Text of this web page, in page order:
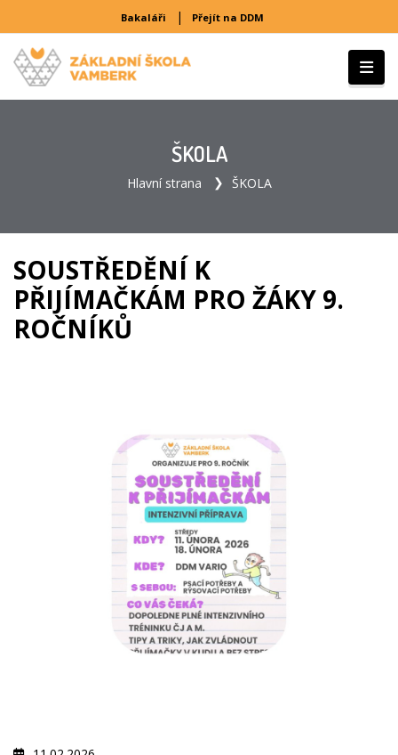
Bakaláři | Přejít na DDM
ŠKOLA
Hlavní strana ŠKOLA
SOUSTŘEDĚNÍ K
PŘIJÍMAČKÁM PRO ŽÁKY 9.
ROČNÍKŮ